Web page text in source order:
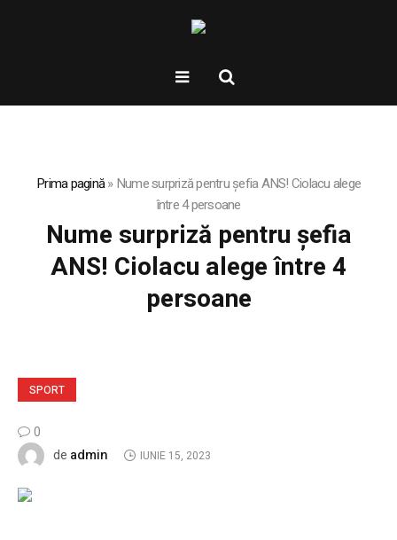
Prima pagină»Nume surpriză pentru șefia ANS! Ciolacu alege
între 4 persoane
Nume surpriză pentru șefia
ANS! Ciolacu alege între 4
persoane
SPORT
0
de admin IUNIE 15, 2023